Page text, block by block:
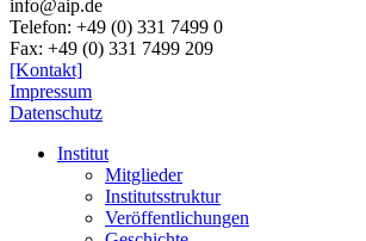
info@aip.de
Telefon: +49 (0) 331 7499 0
Fax: +49 (0) 331 7499 209
[Kontakt]
Impressum
Datenschutz
Institut
Mitglieder
Institutsstruktur
Veröffentlichungen